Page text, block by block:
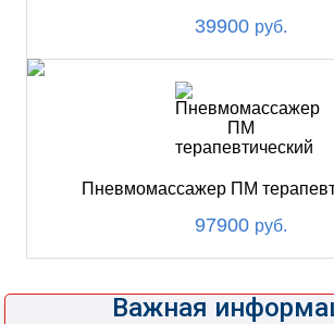
39900 руб.
Пневмомассажер ПМ
97900 руб.
Важная